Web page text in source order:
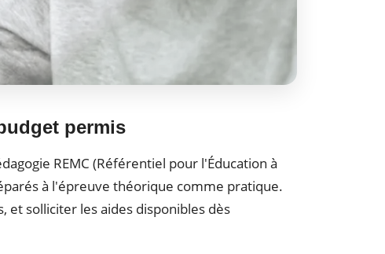
permis
REMC (Référentiel pour l'Éducation à
à l'épreuve théorique comme pratique.
et solliciter les aides disponibles dès